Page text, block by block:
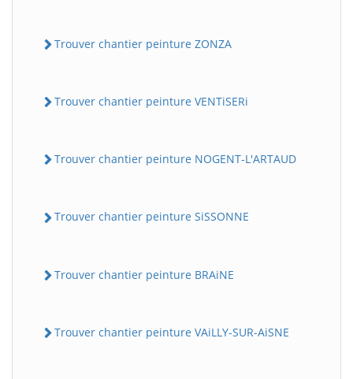
Trouver chantier peinture ZONZA
Trouver chantier peinture VENTiSERi
Trouver chantier peinture NOGENT-L'ARTAUD
Trouver chantier peinture SiSSONNE
Trouver chantier peinture BRAiNE
Trouver chantier peinture VAiLLY-SUR-AiSNE